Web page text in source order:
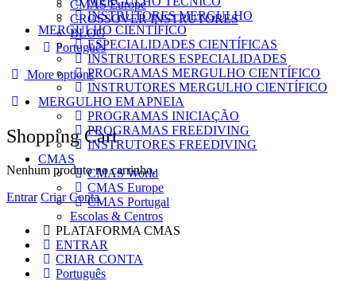
CMAS Europe
CROSSOVER INSTRUTORES
BLOG
Português
More options
Shopping Cart
Nenhum produto no carrinho.
Entrar Criar Conta
INSTRUTORES MERGULHO
MERGULHO CIENTÍFICO
ESPECIALIDADES CIENTÍFICAS
INSTRUTORES ESPECIALIDADES
PROGRAMAS MERGULHO CIENTÍFICO
INSTRUTORES MERGULHO CIENTÍFICO
MERGULHO EM APNEIA
PROGRAMAS INICIAÇÃO
PROGRAMAS FREEDIVING
INSTRUTORES FREEDIVING
CMAS
CMAS World
CMAS Europe
CMAS Portugal
Escolas & Centros
PLATAFORMA CMAS
ENTRAR
CRIAR CONTA
Português